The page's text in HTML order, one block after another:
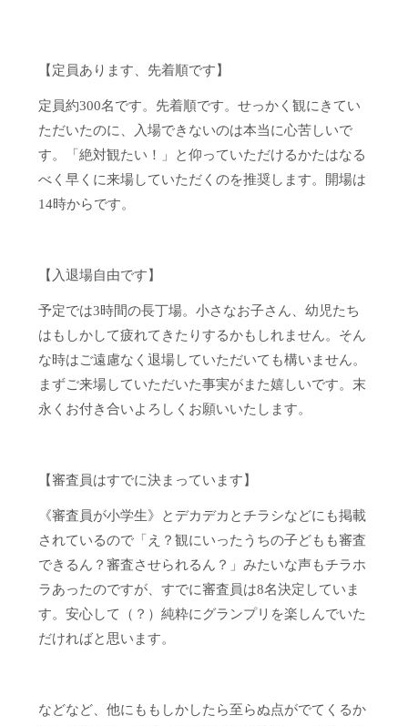
【定員あります、先着順です】
定員約300名です。先着順です。せっかく観にきてい
ただいたのに、入場できないのは本当に心苦しいで
す。「絶対観たい！」と仰っていただけるかたはなる
べく早くに来場していただくのを推奨します。開場は
14時からです。
【入退場自由です】
予定では3時間の長丁場。小さなお子さん、幼児たち
はもしかして疲れてきたりするかもしれません。そん
な時はご遠慮なく退場していただいても構いません。
まずご来場していただいた事実がまた嬉しいです。末
永くお付き合いよろしくお願いいたします。
【審査員はすでに決まっています】
《審査員が小学生》とデカデカとチラシなどにも掲載
されているので「え？観にいったうちの子どもも審査
できるん？審査させられるん？」みたいな声もチラホ
ラあったのですが、すでに審査員は8名決定していま
す。安心して（？）純粋にグランプリを楽しんでいた
だければと思います。
などなど、他にももしかしたら至らぬ点がでてくるか